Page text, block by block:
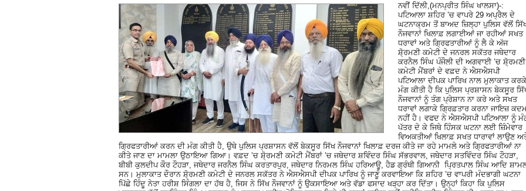
ਨਵੀਂ ਦਿੱਲੀ,(ਮਨਪ੍ਰੀਤ ਸਿੰਘ ਖਾਲਸਾ)-:
ਪਟਿਆਲਾ ਸ਼ਹਿਰ ’ਚ ਵਾਪਰੇ 29 ਅਪ੍ਰੈਲ ਦੇ
ਘਟਨਾਕ੍ਰਮ ਤੋਂ ਬਾਅਦ ਜ਼ਿਲ੍ਹਾ ਪੁਲਿਸ ਵੱਲੋਂ
ਨੌਜਵਾਨਾਂ ਖਿਲਾਫ਼ ਲਗਾਈਆਂ ਜਾ ਰਹੀਆਂ ਸਖਤ
ਧਰਾਵਾਂ ਅਤੇ ਗਿ੍ਰਫਤਾਰੀਆਂ ਨੂੰ ਲੈ ਕੇ ਅੱਜ
ਸ਼ੋ੍ਰਮਣੀ ਕਮੇਟੀ ਦੇ ਜਨਰਲ ਸਕੱਤਰ ਜਥੇਦਾਰ
ਕਰਨੈਲ ਸਿੰਘ ਪੰਜੌਲੀ ਦੀ ਅਗਵਾਈ ’ਚ ਸ਼ੋ੍ਰਮਣੀ
ਕਮੇਟੀ ਮੈਂਬਰਾਂ ਦੇ ਵਫ਼ਦ ਨੇ ਐਸਐਸਪੀ
ਪਟਿਆਲਾ ਦੀਪਕ ਪਾਰਿਖ ਨਾਲ ਮੁਲਾਕਾਤ ਕਰਕੇ
ਮੰਗ ਕੀਤੀ ਹੈ ਕਿ ਪੁਲਿਸ ਪ੍ਰਸ਼ਾਸਨ ਬੇਕਸੂਰ
ਨੌਜਵਾਨਾਂ ਨੂੰ ਤੰਗ ਪ੍ਰੇਸ਼ਾਨ ਨਾ ਕਰੇ ਅਤੇ ਸਖਤ
ਧਰਾਵਾਂ ਲਗਾਕੇ ਗਿ੍ਰਫ਼ਤਾਰ ਕਰਨਾ ਜਾਇਜ਼
ਨਹੀਂ ਹੈ। ਵਫਦ ਨੇ ਐਸਐਸਪੀ ਪਟਿਆਲਾ ਨੂੰ
ਪੱਤਰ ਦੇ ਕੇ ਜਿਥੇ ਹਿੰਸਕ ਘਟਨਾ ਲਈ ਜ਼ਿੰਮੇਵਾਰ
ਵਿਅਕਤੀਆਂ ਖਿਲਾਫ਼ ਸਖਤ ਧਾਰਾਵਾਂ ਲਾਉਣ
ਗਿ੍ਰਫਤਾਰੀਆਂ ਕਰਨ ਦੀ ਮੰਗ ਕੀਤੀ ਹੈ, ਉਥੇ ਪੁਲਿਸ ਪ੍ਰਸ਼ਾਸਨ ਵੱਲੋਂ ਬੇਕਸੂਰ ਸਿੱਖ ਨੌਜਵਾਨਾਂ ਖਿਲਾਫ਼ ਦਰਜ ਕੀਤੇ ਜਾ ਰਹੇ ਮਾਮਲੇ ਅਤੇ ਗਿ੍ਰਫਤਾਰੀਆਂ ਨਾ
ਕੀਤੇ ਜਾਣ ਦਾ ਮਾਮਲਾ ਉਠਾਇਆ ਗਿਆ। ਵਫ਼ਦ ’ਚ ਸ਼ੋ੍ਰਮਣੀ ਕਮੇਟੀ ਮੈਂਬਰਾਂ ’ਚ ਜਥੇਦਾਰ ਸ਼ਵਿੰਦਰ ਸਿੰਘ ਸੱਭਰਵਾਲ, ਜਥੇਦਾਰ ਸਤਵਿੰਦਰ ਸਿੰਘ ਟੌਹੜਾ,
ਬੀਬੀ ਕੁਲਦੀਪ ਕੌਰ ਟੌਹੜਾ, ਜਥੇਦਾਰ ਜਰਨੈਲ ਸਿੰਘ ਕਰਤਾਰਪੁਰ, ਜਥੇਦਾਰ ਨਿਰਮਲ ਸਿੰਘ ਹਰਿਆਊ, ਹੈਡ ਗ੍ਰੰਥੀ ਗਿਆਨੀ ਪਿ੍ਰਤਪਾਲ ਸਿੰਘ ਆਦਿ
ਸਨ। ਮੁਲਾਕਾਤ ਦੌਰਾਨ ਸ਼ੋ੍ਰਮਣੀ ਕਮੇਟੀ ਦੇ ਜਨਰਲ ਸਕੱਤਰ ਨੇ ਐਸਐਸਪੀ ਦੀਪਕ ਪਾਰਿਖ ਨੂੰ ਜਾਣੂੰ ਕਰਵਾਇਆ ਕਿ ਸ਼ਹਿਰ ’ਚ ਵਾਪਰੀ ਮੰਦਭਾਗੀ ਘਟਨਾ
ਪਿੱਛੇ ਹਿੰਦੂ ਨੇਤਾ ਹਰੀਸ਼ ਸਿੰਗਲਾ ਦਾ ਹੱਥ ਹੈ, ਜਿਸ ਨੇ ਸਿੱਖ ਨੌਜਵਾਨਾਂ ਨੂੰ ਉਕਸਾਇਆ ਅਤੇ ਵੱਡਾ ਫਸਾਦ ਖੜ੍ਹਾ ਕਰ ਦਿੱਤਾ। ਉਨ੍ਹਾਂ ਕਿਹਾ ਕਿ ਪੁਲਿਸ